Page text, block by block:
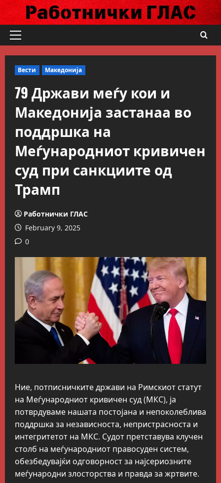
Skip
content
Primary
Вести Македонија
79 Држави меѓу кои и
Македонија застанаа во
поддршка на
Меѓународниот кривичен
суд при санкциите од
Трамп
Работнички ГЛАС
February 9, 2025
0
Ние, потписничките држави на Римскиот статут
на Меѓународниот кривичен суд (МКС), ја
потврдуваме нашата постојана и непоколеблива
поддршка за независноста, непристрасноста и
интегритетот на МКС. Судот претставува клучен
столб на меѓународниот правосуден систем,
обезбедувајќи одговорност за најсериозните
меѓународни злосторства и правда за жртвите.